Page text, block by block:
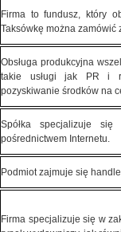
Firma to fundusz, który
Taksówkę można zamówić
Obsługa produkcyjna
takie usługi jak PR i
pozyskiwanie środków na
Spółka specjalizuje
pośrednictwem Internetu.
Podmiot zajmuje się
Firma specjalizuje się w